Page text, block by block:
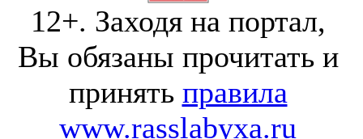
12+. Заходя на портал,
Вы обязаны прочитать и
принять правила
www.rasslabyxa.ru